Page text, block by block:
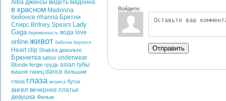
Alba джинсы видеть мадонна
в красном Madonna
бейонсе rihanna Бритни
Спирс Britney Spears Lady
Gaga беременность вода love
online живот бабочка beyonce
Heart clip Shakira декольте
Брюнетка tattoo underwear
Blonde fergie грудь asian губы
вишня танец dance большие
глаза глаза актриса бусы
ангел вечернее платье
девушка Фильм
Войдите:
Отправить